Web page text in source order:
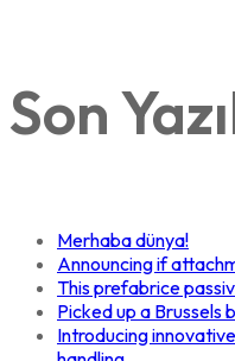
Son
Merhaba dünya!
Announcing if
This prefabrice
Picked up a Brussels
Introducing